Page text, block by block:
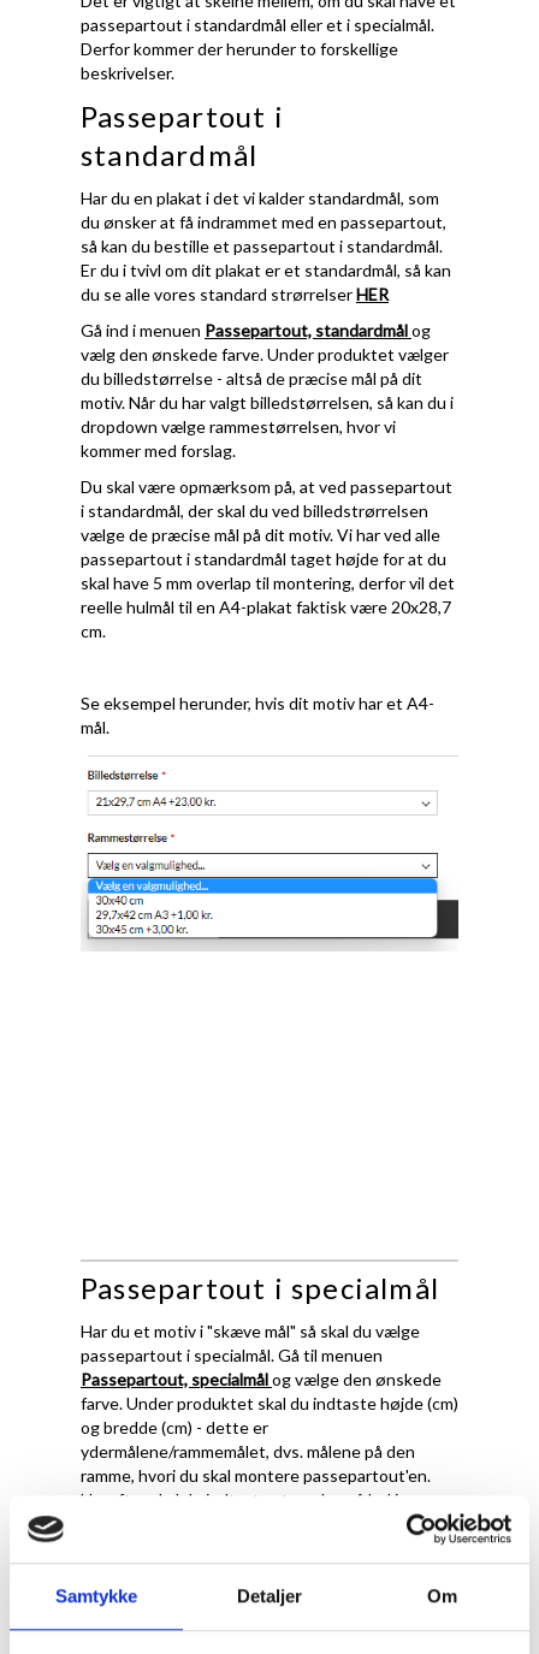
Samtykke Detaljer Om
passepartout i standardmål eller et i specialmål.
Derfor kommer der herunder to forskellige
beskrivelser.
Passepartout i
standardmål
Har du en plakat i det vi kalder standardmål, som
du ønsker at få indrammet med en passepartout,
så kan du bestille et passepartout i standardmål.
Er du i tvivl om dit plakat er et standardmål, så kan
du se alle vores standard strørrelserHER
Gå ind i menuen Passepartout, standardmålog
vælg den ønskede farve. Under produktet vælger
du billedstørrelse - altså de præcise mål på dit
motiv. Når du har valgt billedstørrelsen, så kan du i
dropdown vælge rammestørrelsen, hvor vi
kommer med forslag.
Du skal være opmærksom på, at ved passepartout
i standardmål, der skal du ved billedstrørrelsen
vælge de præcise mål på dit motiv. Vi har ved alle
passepartout i standardmål taget højde for at du
skal have 5 mm overlap til montering, derfor vil det
reelle hulmål til en A4-plakat faktisk være 20x28,7
cm.
Se eksempel herunder, hvis dit motiv har et A4-
mål.
Passepartout i specialmål
Har du et motiv i "skæve mål" så skal du vælge
passepartout i specialmål. Gå til menuen
Passepartout, specialmålog vælge den ønskede
farve. Under produktet skal du indtaste højde (cm)
og bredde (cm) - dette er
ydermålene/rammemålet, dvs. målene på den
ramme, hvori du skal montere passepartout'en.
Herefter skal du indtaste størrelse på hul i
Det er vigtigt at fremhæve, at ved passepartout i
efter de oplysningerne du giver os. Det betyder at
du her selv skal tage højde for et overlap til